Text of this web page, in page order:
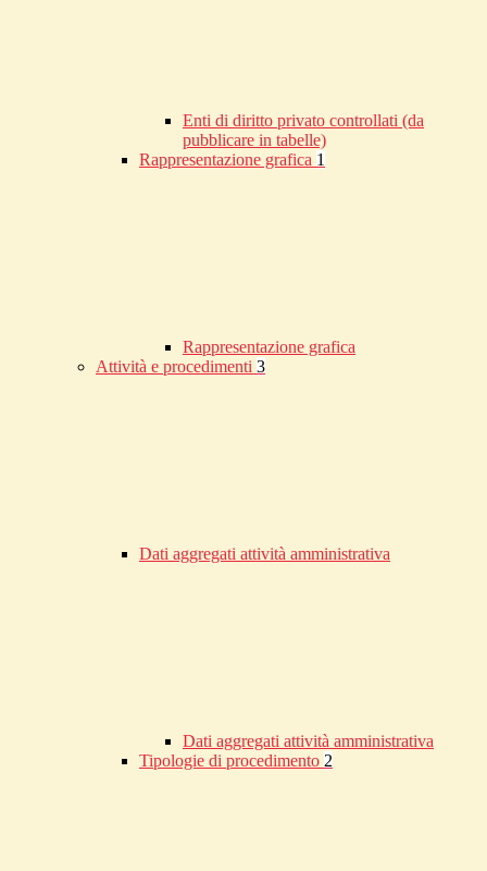
Enti di diritto privato controllati (da
pubblicare in tabelle)
Rappresentazione grafica 1
Rappresentazione grafica
Attività e procedimenti 3
Dati aggregati attività amministrativa
Dati aggregati attività amministrativa
Tipologie di procedimento 2